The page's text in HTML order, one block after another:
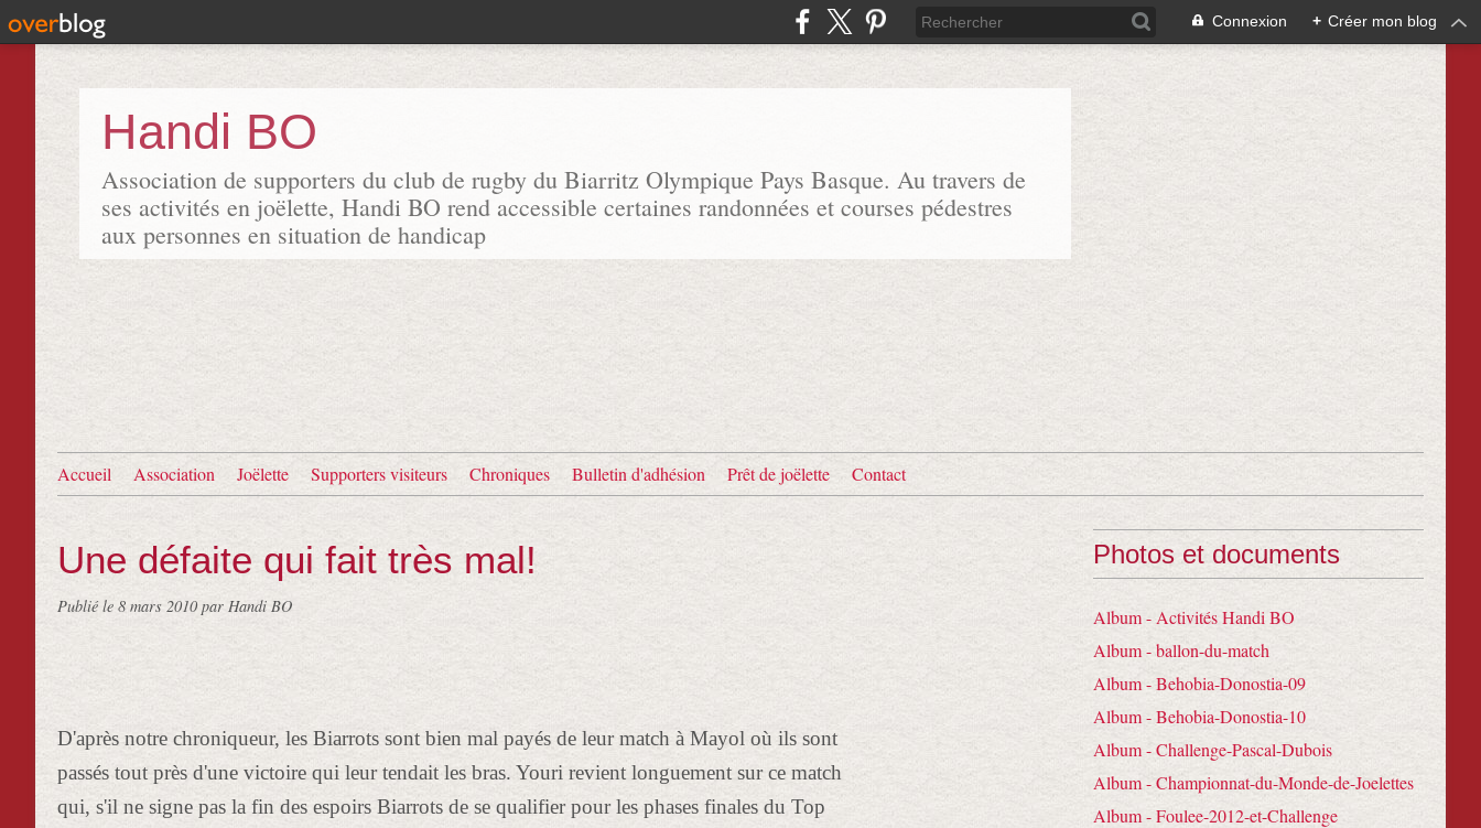
Connexion + Créer mon blog
Handi BO
Association de supporters du club de rugby du Biarritz Olympique Pays Basque. Au travers de
ses activités en joëlette, Handi BO rend accessible certaines randonnées et courses pédestres
aux personnes en situation de handicap
Accueil Association Joëlette Supporters visiteurs Chroniques Bulletin d'adhésion Prêt de joëlette Contact
Une défaite qui fait très mal!
Publié le 8 mars 2010 par Handi BO
D'après notre chroniqueur, les Biarrots sont bien mal payés de leur match à Mayol où ils sont
passés tout près d'une victoire qui leur tendait les bras. Youri revient longuement sur ce match
qui, s'il ne signe pas la fin des espoirs Biarrots de se qualifier pour les phases finales du Top
Photos et documents
Album - Activités Handi BO
Album - ballon-du-match
Album - Behobia-Donostia-09
Album - Behobia-Donostia-10
Album - Challenge-Pascal-Dubois
Album - Championnat-du-Monde-de-Joelettes
Album - Foulee-2012-et-Challenge